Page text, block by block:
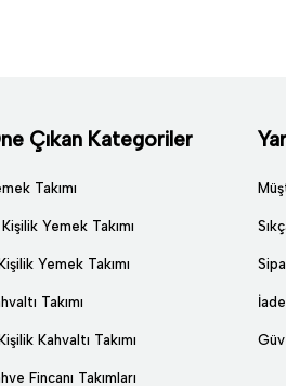
Çıkan Kategoriler
Takımı
Kişilik Yemek Takımı
Yemek Takımı
Takımı
Kahvaltı Takımı
Fincanı Takımları